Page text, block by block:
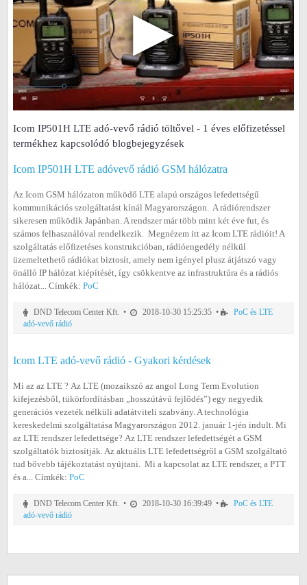
▶
Icom IP501H LTE adó-vevő rádió töltővel - 1 éves előfizetéssel
termékhez kapcsolódó blogbejegyzések
Icom IP501H LTE adóvevő rádió GSM hálózatra
Az Icom GSM hálózaton működő LTE alapú országos lefedettségű
kommunikációs szolgáltatást kínál Magyarországon. A rádiórendszer
sikeresen működik Japánban. A rendszer már több mint két éve fut, és
számos felhasználóval rendelkezik. Megnézem itt az Icom LTE rádióit! A
szolgáltatás előfizetéses konstrukcióban, rádióengedély nélkül
üzemeltethető rádiókat biztosít, amely nem igényel plusz átjátszó vagy
önálló IP hálózat kiépítését, így csökkentve az infrastruktúra és a rádiós
hálózat... Címkék: PoC
DND Telecom Center Kft. • 2018-10-30 15:25:35 •
PoC és LTE
adó-vevő rádió
Icom LTE adó-vevő rádió - Gyakori kérdések
Mi az az LTE ? Az LTE (mozaikszó az angol Long Term Evolution
kifejezésből, tükörfordításban „hosszútávú fejlődés”) egy negyedik
generációs vezeték nélküli adatátviteli szabvány. A technológia
kereskedelmi szolgáltatása Magyarországon 2012. január 1-jén indult. Mi
az LTE rendszer lefedettsége? Az LTE rendszer lefedettségét a GSM
szolgáltatók biztosítják. Az aktuális LTE lefedettségről a GSM szolgáltató
tud bővebb tájékoztatást nyújtani. Mi a kapcsolat az LTE rendszer, a PTT
és a... Címkék: PoC
DND Telecom Center Kft. • 2018-10-30 16:39:49 •
PoC és LTE
adó-vevő rádió